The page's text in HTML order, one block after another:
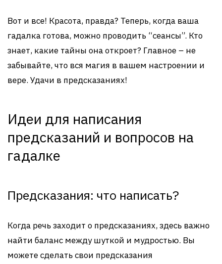
Вот и все! Красота, правда? Теперь, когда ваша
гадалка готова, можно проводить “сеансы”. Кто
знает, какие тайны она откроет? Главное – не
забывайте, что вся магия в вашем настроении и
вере. Удачи в предсказаниях!
Идеи для написания
предсказаний и вопросов на
гадалке
Предсказания: что написать?
Когда речь заходит о предсказаниях, здесь важно
найти баланс между шуткой и мудростью. Вы
можете сделать свои предсказания